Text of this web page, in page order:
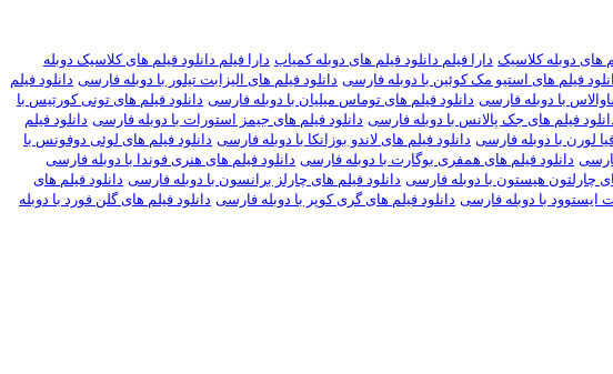
های دوبله کلاسیک دارا فیلم دانلود فیلم های دوبله کمیاب دارا فیلم دانلود فیلم های کلاسیک دوبله
فیلم های استیو مک کوئین با دوبله فارسی دانلود فیلم های الیزابت تیلور با دوبله فارسی دانلود فیلم
با دوبله فارسی دانلود فیلم های توماس میلیان با دوبله فارسی دانلود فیلم های تونی کورتیس با
فیلم های جک پالانس با دوبله فارسی دانلود فیلم های جیمز استورات با دوبله فارسی دانلود فیلم
لورن با دوبله فارسی دانلود فیلم های لاندو بوزانکا با دوبله فارسی دانلود فیلم های لوئی دوفونس با
دانلود فیلم های همفری بوگارت با دوبله فارسی دانلود فیلم های هنری فوندا با دوبله فارسی
چارلتون هیستون با دوبله فارسی دانلود فیلم های چارلز برانسون با دوبله فارسی دانلود فیلم های
ایستوود با دوبله فارسی دانلود فیلم های گری کوپر با دوبله فارسی دانلود فیلم های گلن فورد با دوبله